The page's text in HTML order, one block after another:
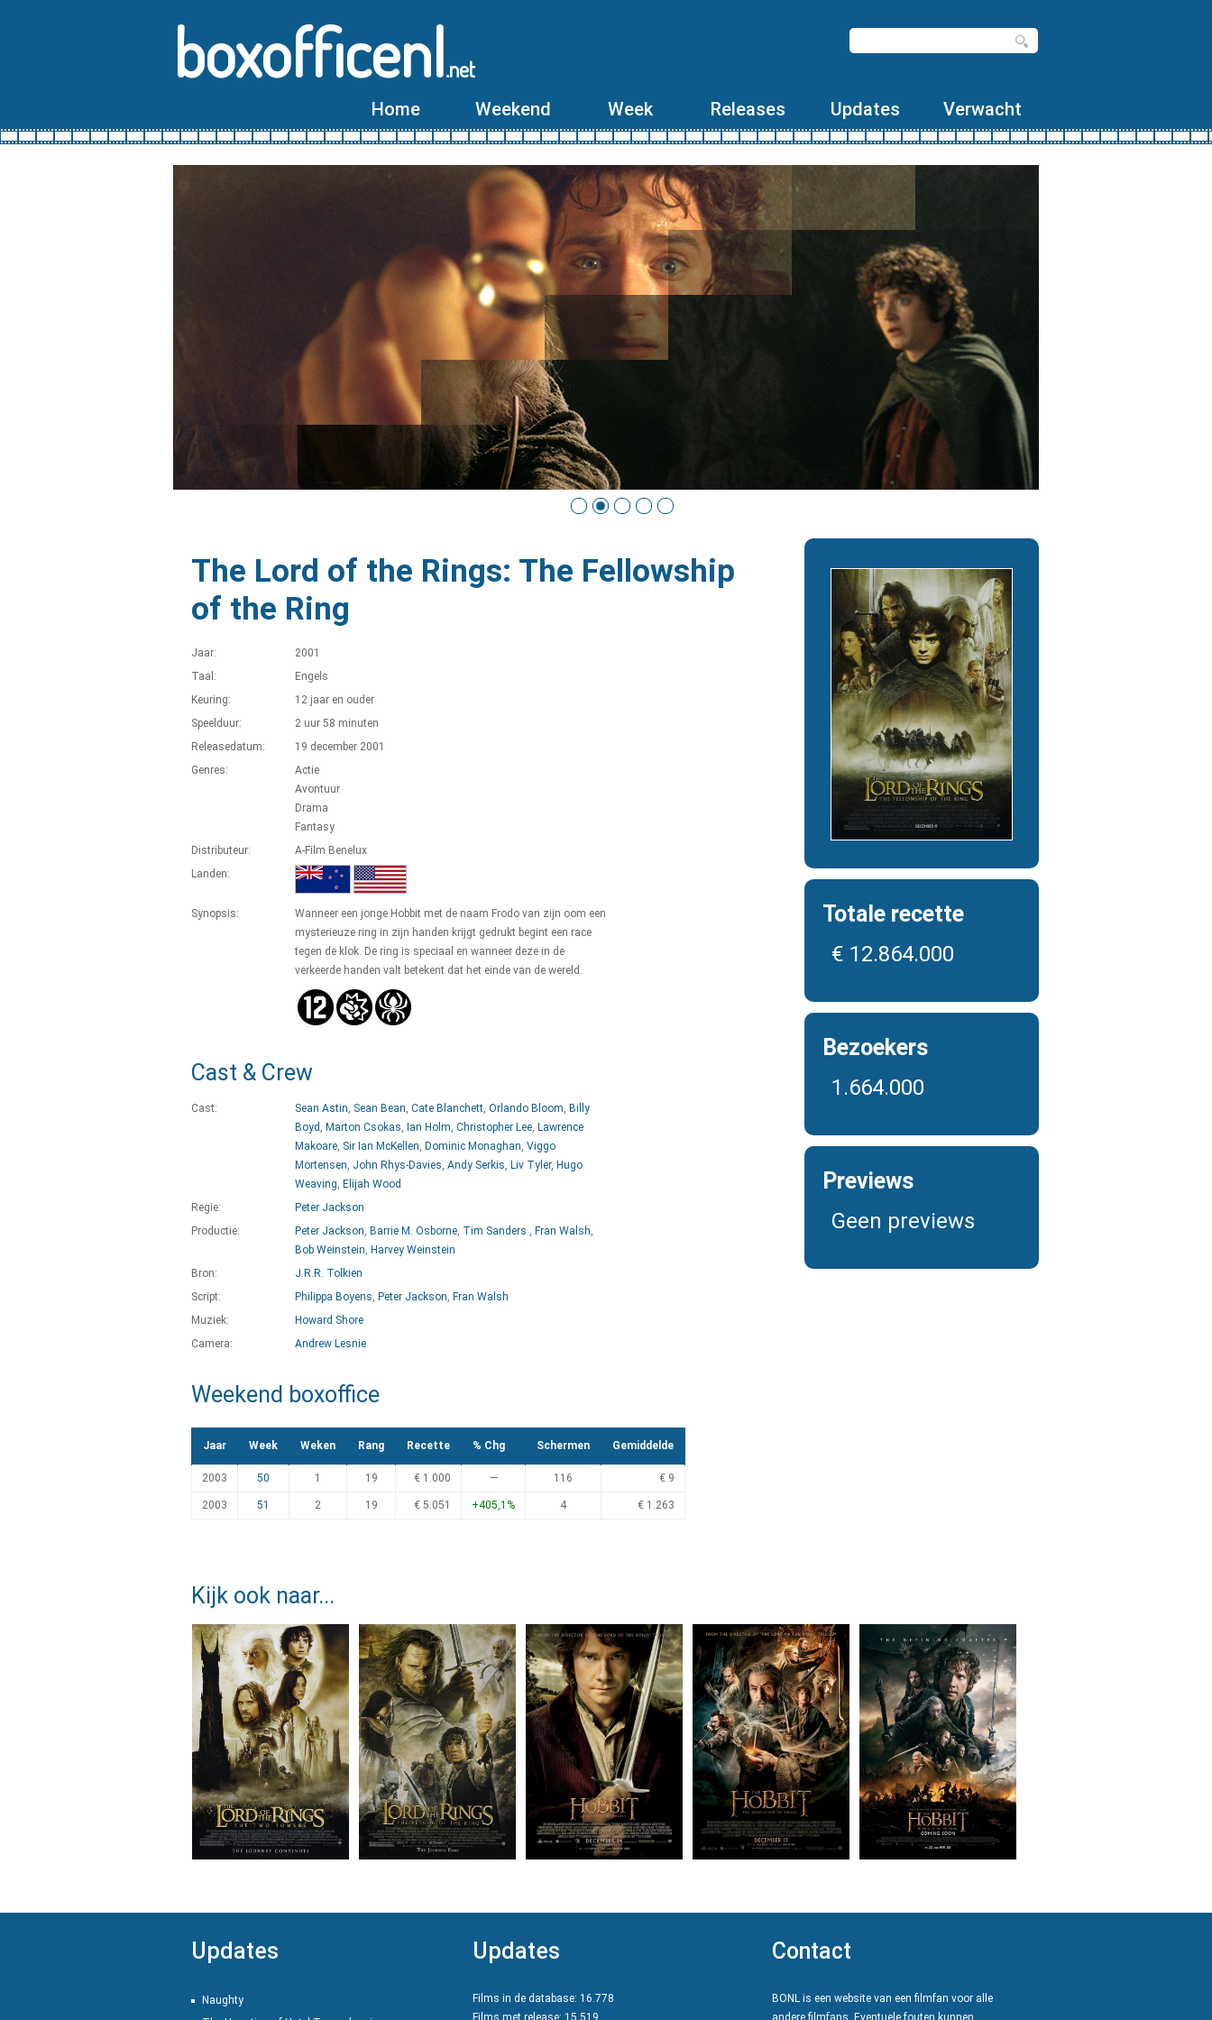
boxofficenl.net
Home Weekend Week Releases Updates Verwacht
The Lord of the Rings: The Fellowship
of the Ring
Jaar:
2001
Taal:
Engels
Keuring:
12 jaar en ouder
Speelduur:
2 uur 58 minuten
Releasedatum:
19 december 2001
Genres:
Actie
Avontuur
Drama
Fantasy
Distributeur:
A-Film Benelux
Landen:
Synopsis:
Wanneer een jonge Hobbit met de naam Frodo van zijn oom een
mysterieuze ring in zijn handen krijgt gedrukt begint een race
tegen de klok. De ring is speciaal en wanneer deze in de
verkeerde handen valt betekent dat het einde van de wereld.
Cast & Crew
Cast: Sean Astin, Sean Bean, Cate Blanchett, Orlando Bloom, Billy
Boyd , Marton Csokas, Ian Holm, Christopher Lee, Lawrence
Makoare, Sir Ian McKellen, Dominic Monaghan, Viggo
Mortensen, John Rhys-Davies, Andy Serkis, Liv Tyler, Hugo
Weaving, Elijah Wood
Regie:
Peter Jackson
Productie:
Peter Jackson, Barrie M. Osborne, Tim Sanders , Fran Walsh,
Bob Weinstein, Harvey Weinstein
Bron:
J.R.R. Tolkien
Script:
Philippa Boyens, Peter Jackson, Fran Walsh
Muziek:
Howard Shore
Camera:
Andrew Lesnie
Weekend boxoffice
Jaar Week Weken Rang Recette % Chg Schermen Gemiddelde
2003 50 1 19 € 1.000 — 116 € 9
2003 51 2 19 € 5.051 +405,1% 4 € 1.263
Totale recette
€ 12.864.000
Bezoekers
1.664.000
Previews
Geen previews
Kijk ook naar...
Updates
Naughty
Updates
Films in de database: 16.778
Contact
BONL is een website van een filmfan voor alle